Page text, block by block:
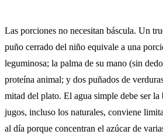
Las porciones no necesitan báscula. Un
puño cerrado del niño equivale a una
leguminosa; la palma de su mano (sin
proteína animal; y dos puñados de
mitad del plato. El agua simple debe ser
jugos, incluso los naturales, conviene
al día porque concentran el azúcar de